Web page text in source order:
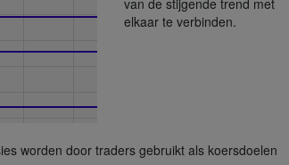
van de stijgende trend met
elkaar te verbinden.
worden door traders gebruikt als koersdoelen